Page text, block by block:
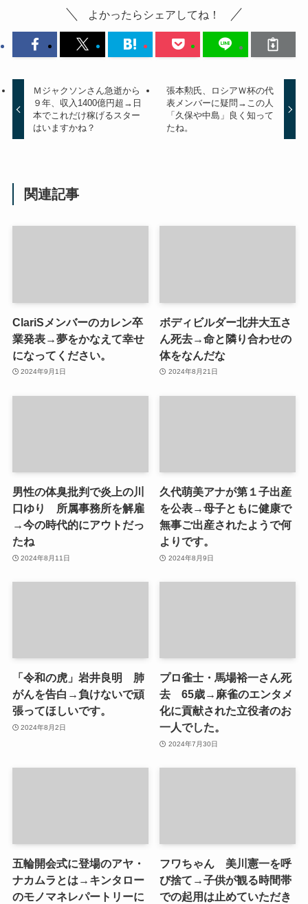
よかったらシェアしてね！
Ｍジャクソンさん急逝から
９年、収入1400億円超→日
本でこれだけ稼げるスター
はいますかね？
張本勲氏、ロシアＷ杯の代
表メンバーに疑問→この人
「久保や中島」良く知って
たね。
関連記事
ClariSメンバーのカレン卒
業発表→夢をかなえて幸せ
になってください。
2024年9月1日
ボディビルダー北井大五さ
ん死去→命と隣り合わせの
体をなんだな
2024年8月21日
男性の体臭批判で炎上の川
口ゆり 所属事務所を解雇
→今の時代的にアウトだっ
たね
2024年8月11日
久代萌美アナが第１子出産
を公表→母子ともに健康で
無事ご出産されたようで何
よりです。
2024年8月9日
「令和の虎」岩井良明 肺
がんを告白→負けないで頑
張ってほしいです。
2024年8月2日
プロ雀士・馬場裕一さん死
去 65歳→麻雀のエンタメ
化に貢献された立役者のお
一人でした。
2024年7月30日
五輪開会式に登場のアヤ・
ナカムラとは→キンタロー
のモノマネレパートリーに
フワちゃん 美川憲一を呼
び捨て→子供が観る時間帯
での起用は止めていただき